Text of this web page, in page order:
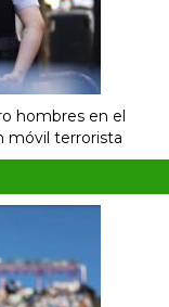
hombres en el
móvil terrorista